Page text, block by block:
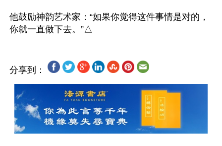
他鼓励神韵艺术家：“如果你觉得这件事情是对的，
分享到：